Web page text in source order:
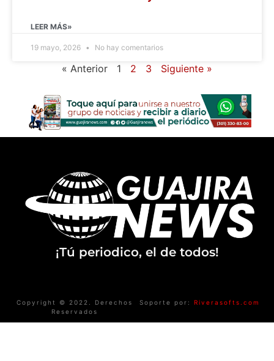
LEER MÁS»
19 mayo, 2026 No hay comentarios
« Anterior 1 2 3 Siguiente »
¡Tú periodico, el de todos!
Copyright © 2022. Derechos
Reservados
Soporte por: Riverasofts.com